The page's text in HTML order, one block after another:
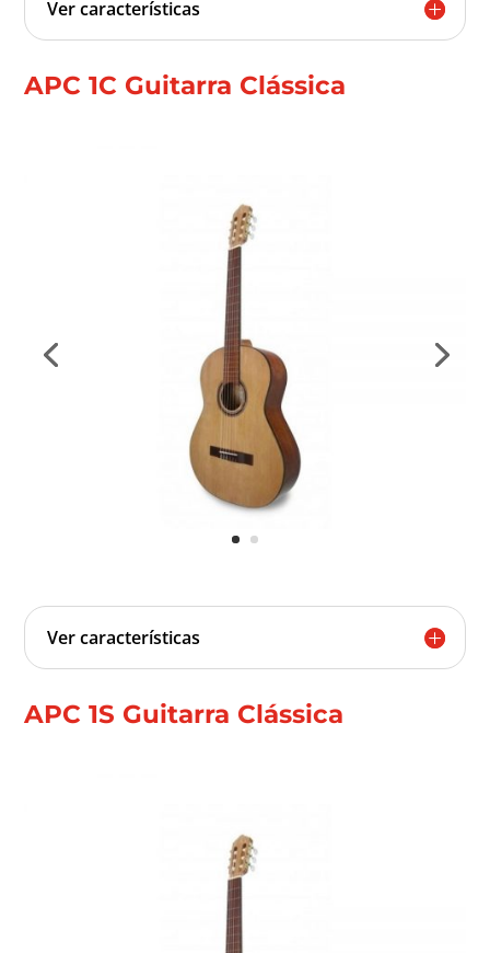
Ver características
APC 1C Guitarra Clássica
Ver características
APC 1S Guitarra Clássica